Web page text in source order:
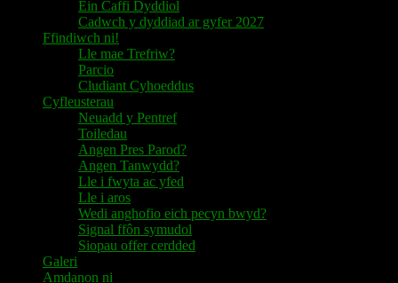
Ein Caffi Dyddiol
Cadwch y dyddiad ar gyfer 2027
Ffindiwch ni!
Lle mae Trefriw?
Parcio
Cludiant Cyhoeddus
Cyfleusterau
Neuadd y Pentref
Toiledau
Angen Pres Parod?
Angen Tanwydd?
Lle i fwyta ac yfed
Lle i aros
Wedi anghofio eich pecyn bwyd?
Signal ffôn symudol
Siopau offer cerdded
Galeri
Amdanon ni